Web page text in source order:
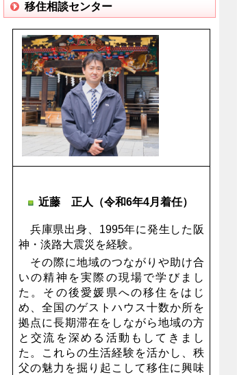
移住相談センター
近藤 正人（令和6年4月着任）
兵庫県出身、1995年に発生した阪
神・淡路大震災を経験。
その際に地域のつながりや助け合
いの精神を実際の現場で学びまし
た。その後愛媛県への移住をはじ
め、全国のゲストハウス十数か所を
拠点に長期滞在をしながら地域の方
と交流を深める活動もしてきまし
た。これらの生活経験を活かし、秩
父の魅力を掘り起こして移住に興味